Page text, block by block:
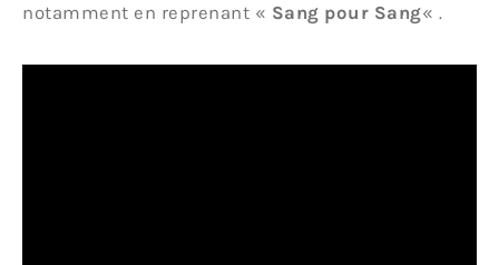
notamment en reprenant « Sang pour Sang« .